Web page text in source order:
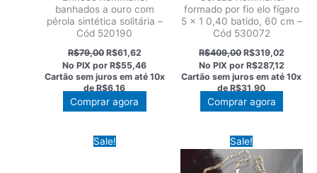
banhados a ouro com
pérola sintética solitária –
Cód 520190
R$79,00 O
preço
original
era:
R$79,00.
R$61,62O
preço
atual
é:
R$61,62.
No PIX porR$55,46
Cartão sem juros em até 10x
de R$6,16
Comprar agora
formado por fio elo fígaro
5 x 1 0,40 batido, 60 cm –
Cód 530072
R$409,00 O
preço
original
era:
R$409,00.
R$319,02O
atual
é:
No PIX por R$287,12
Cartão sem juros em até10x
de R$31,90
Comprar agora
Sale! Sale!